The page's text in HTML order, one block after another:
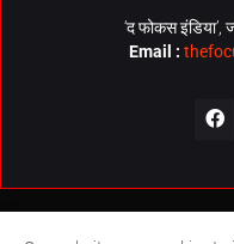
‘द फोकस इंडिया’,
Email :
About Us Contact